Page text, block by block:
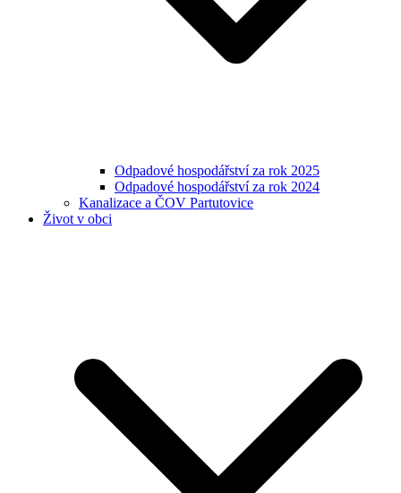
Odpadové hospodářství za rok 2025
Odpadové hospodářství za rok 2024
Kanalizace a ČOV Partutovice
Život v obci